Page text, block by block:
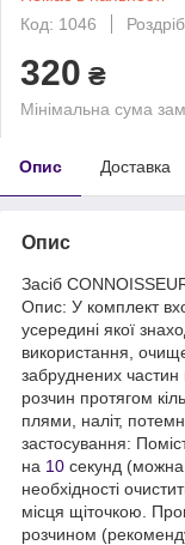
Код: 1046
Роздріб
320 ₴
Мінімальна сума
Опис Доставка
Опис
Засіб
Опис: У комплект
усередині якої
використання,
забруднених
розчин протягом
плями, наліт,
застосування:
на 10 секунд
необхідності
місця щіточкою.
розчином